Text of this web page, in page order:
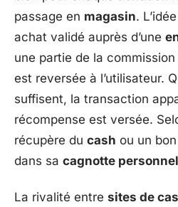
passage en magasin.
achat validé auprès d’une
une partie de la
est reversée à l’utilisateur.
suffisent, la transaction
récompense est versée.
récupère du cash ou un
dans sa cagnotte
La rivalité entre sites de